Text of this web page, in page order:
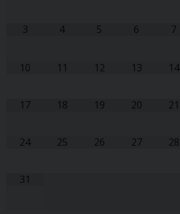
3 4 5 6 7
10 11 12 13 14
17 18 19 20 21
24 25 26 27 28
31